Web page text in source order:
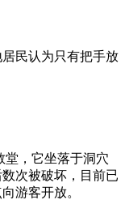
民认为只有把手放
堂，它坐落于洞穴
次被破坏，目前已
游客开放。